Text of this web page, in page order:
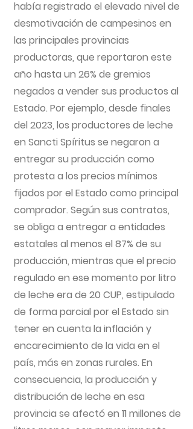
había registrado el elevado nivel de
desmotivación de campesinos en
las principales provincias
productoras, que reportaron este
año hasta un 26% de gremios
negados a vender sus productos al
Estado. Por ejemplo, desde finales
del 2023, los productores de leche
en Sancti Spíritus se negaron a
entregar su producción como
protesta a los precios mínimos
fijados por el Estado como principal
comprador. Según sus contratos,
se obliga a entregar a entidades
estatales al menos el 87% de su
producción, mientras que el precio
regulado en ese momento por litro
de leche era de 20 CUP, estipulado
de forma parcial por el Estado sin
tener en cuenta la inflación y
encarecimiento de la vida en el
país, más en zonas rurales. En
consecuencia, la producción y
distribución de leche en esa
provincia se afectó en 11 millones de